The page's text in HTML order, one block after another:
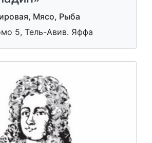
Мясо, Рыба
5, Тель-Авив. Яффа